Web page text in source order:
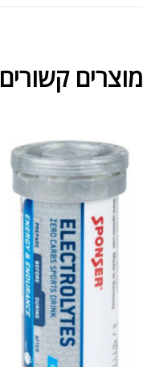
מוצרים קשורים